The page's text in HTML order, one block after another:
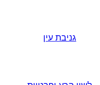
גניבת עין